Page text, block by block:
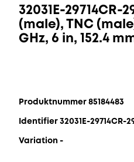
32031E-29714CR-
(male), TNC
GHz, 6 in, 152.4
Produktnummer 85184483
Identifier 32031E-29714CR-
Variation -